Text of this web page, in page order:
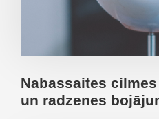
Nabassaites
un radzenes